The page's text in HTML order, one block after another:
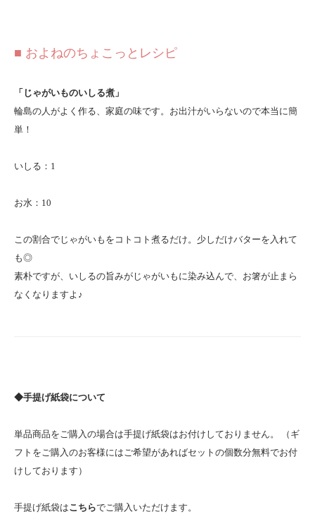
■ およねのちょこっとレシピ
「じゃがいものいしる煮」
輪島の人がよく作る、家庭の味です。お出汁がいらないので本当に簡
単！
いしる：1
お水：10
この割合でじゃがいもをコトコト煮るだけ。少しだけバターを入れて
も◎
素朴ですが、いしるの旨みがじゃがいもに染み込んで、お箸が止まら
なくなりますよ♪
◆手提げ紙袋について
単品商品をご購入の場合は手提げ紙袋はお付けしておりません。 （ギ
フトをご購入のお客様にはご希望があればセットの個数分無料でお付
けしております）
手提げ紙袋はこちらでご購入いただけます。